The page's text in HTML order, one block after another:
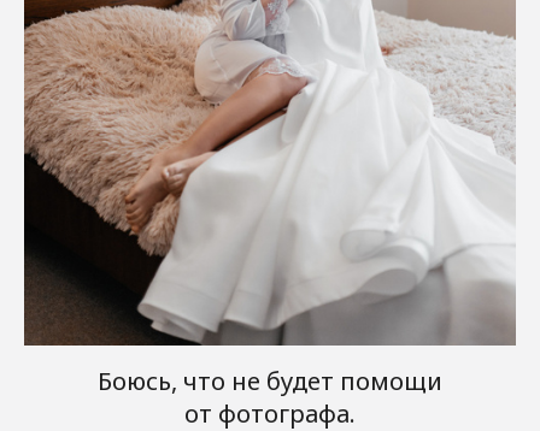
Боюсь, что не будет помощи
от фотографа.